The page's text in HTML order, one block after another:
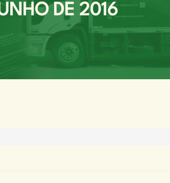
DE 2016